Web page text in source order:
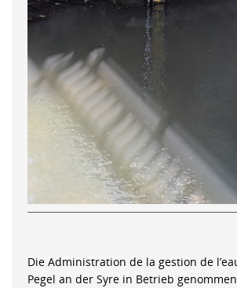
Die Administration de la gestion de
Pegel an der Syre in Betrieb